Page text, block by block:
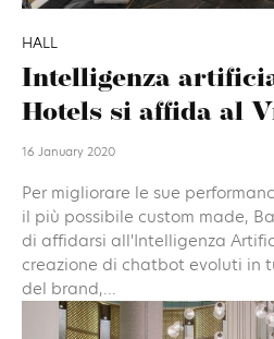
HALL
Intelligenza
Hotels si affida al
16 January 2020
Per migliorare le sue
il più possibile custom made,
di affidarsi all'Intelligenza
creazione di chatbot evoluti in
del brand,...